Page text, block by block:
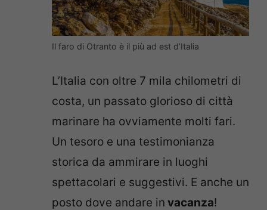
Il faro di Otranto è il più ad est d’Italia
L’Italia con oltre 7 mila chilometri di
costa, un passato glorioso di città
marinare ha ovviamente molti fari.
Un tesoro e una testimonianza
storica da ammirare in luoghi
spettacolari e suggestivi. E anche un
posto dove andare in vacanza!